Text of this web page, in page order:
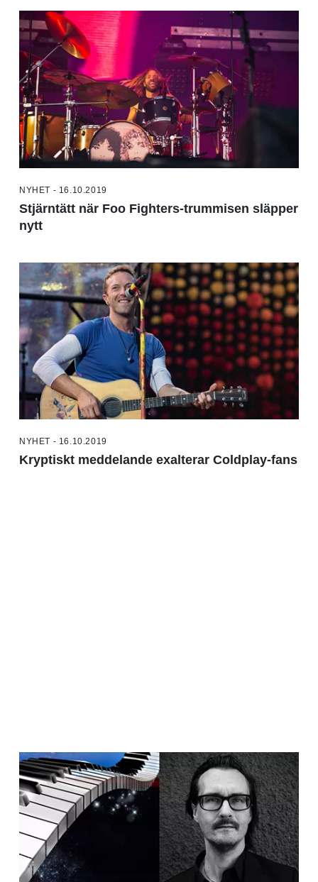
NYHET - 16.10.2019
Stjärntätt när Foo Fighters-trummisen släpper
nytt
NYHET - 16.10.2019
Kryptiskt meddelande exalterar Coldplay-fans